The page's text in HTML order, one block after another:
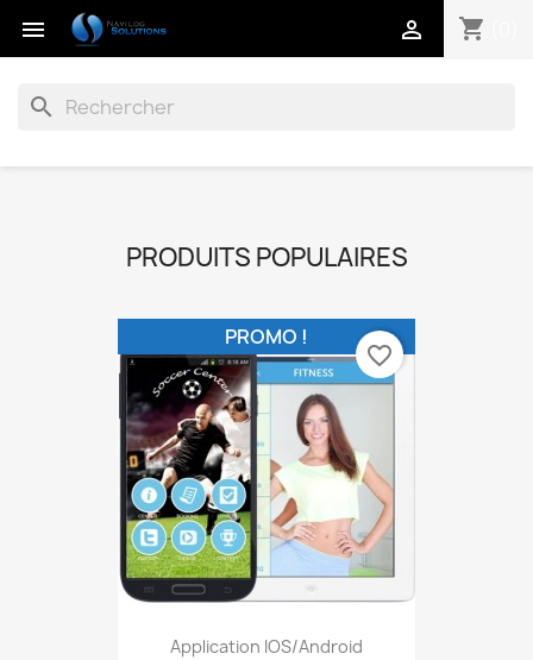
 shopping_cart

search
PRODUITS POPULAIRES
Application IOS/Android
PROMO !
favorite_border